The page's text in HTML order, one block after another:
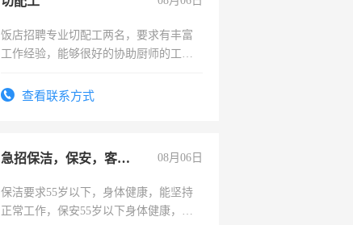
饭店招聘专业切配工两名，要求有丰富
工作经验，能够很好的协助厨师的工
4500。查看联系方式
急招保洁，保安，客服，工程 08月06日
保洁要求55岁以下，身体健康，能坚持
正常工作，保安55岁以下身体健康，有